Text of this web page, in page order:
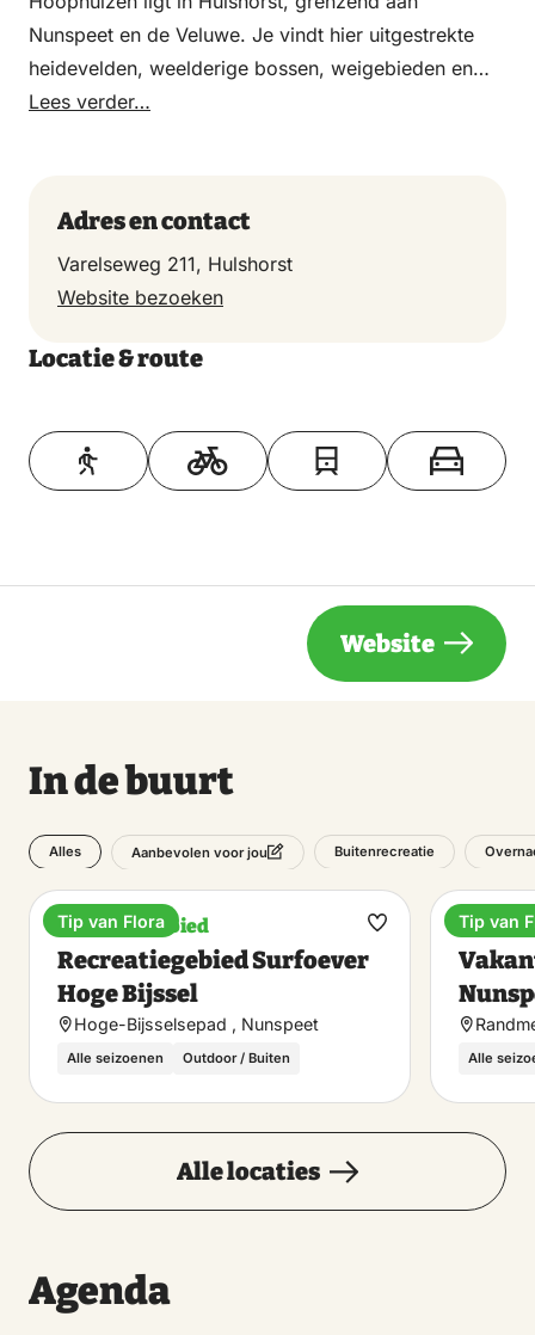
Nunspeet en de Veluwe. Je vindt hier uitgestrekte
heidevelden, weelderige bossen, weigebieden en
wild. Kortom: er is genoeg te ontdekken in de
Lees verder…
Adres en contact
Varelseweg 211, Hulshorst
Website bezoeken
Locatie & route
Toon op kaart
Website
In de buurt
Alles Aanbevolen voor jou Buitenrecreatie
Recreatiegebied
Recreatiegebied Surfoever
Hoge Bijssel
Hoge-Bijsselsepad , Nunspeet
Alle seizoenen Outdoor / Buiten
Tip van Flora
Maak
Alle
Tip van
Alle locaties
Agenda